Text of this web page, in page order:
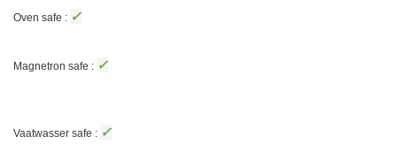
Oven safe : ✓
Magnetron safe : ✓
Vaatwasser safe : ✓